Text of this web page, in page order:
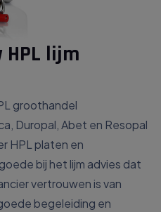
HPL lijm
groothandel
Duropal, Abet en Resopal
HPL platen en
bij het lijm advies dat
vertrouwen is van
begeleiding en